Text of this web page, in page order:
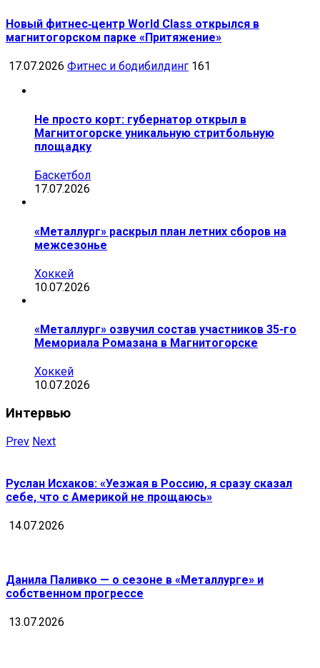
Новый фитнес‑центр World Class открылся в
магнитогорском парке «Притяжение»
17.07.2026 Фитнес и бодибилдинг 161
Не просто корт: губернатор открыл в
Магнитогорске уникальную стритбольную
площадку
Баскетбол
17.07.2026
«Металлург» раскрыл план летних сборов на
межсезонье
Хоккей
10.07.2026
«Металлург» озвучил состав участников 35-го
Мемориала Ромазана в Магнитогорске
Хоккей
10.07.2026
Интервью
Prev Next
Руслан Исхаков: «Уезжая в Россию, я сразу сказал
себе, что с Америкой не прощаюсь»
14.07.2026
Данила Паливко — о сезоне в «Металлурге» и
собственном прогрессе
13.07.2026